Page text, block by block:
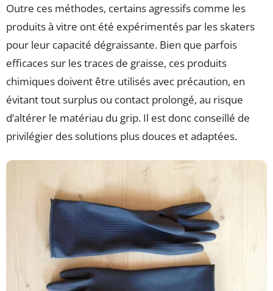
Outre ces méthodes, certains agressifs comme les
produits à vitre ont été expérimentés par les skaters
pour leur capacité dégraissante. Bien que parfois
efficaces sur les traces de graisse, ces produits
chimiques doivent être utilisés avec précaution, en
évitant tout surplus ou contact prolongé, au risque
d’altérer le matériau du grip. Il est donc conseillé de
privilégier des solutions plus douces et adaptées.